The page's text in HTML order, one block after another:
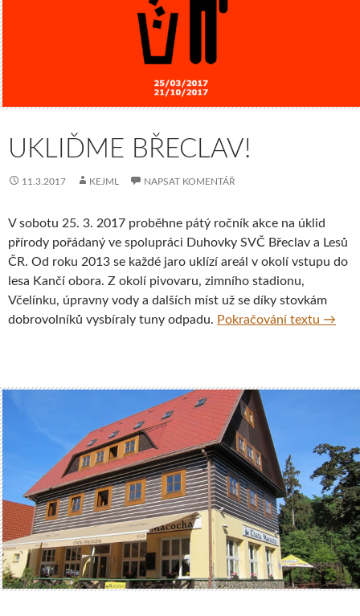
UKLIĎME BŘECLAV!
11.3.2017 KEJML NAPSAT KOMENTÁŘ
V sobotu 25. 3. 2017 proběhne pátý ročník akce na úklid
přírody pořádaný ve spolupráci Duhovky SVČ Břeclav a Lesů
ČR. Od roku 2013 se každé jaro uklízí areál v okolí vstupu do
lesa Kančí obora. Z okolí pivovaru, zimního stadionu,
Včelínku, úpravny vody a dalších míst už se díky stovkám
dobrovolníků vysbíraly tuny odpadu. Pokračování textu →